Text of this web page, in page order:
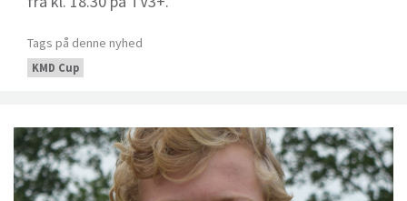
Tags på denne nyhed
KMD Cup